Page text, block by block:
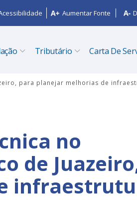
Aumentar Fonte
Tributário Carta De
para planejar melhorias de
no
de